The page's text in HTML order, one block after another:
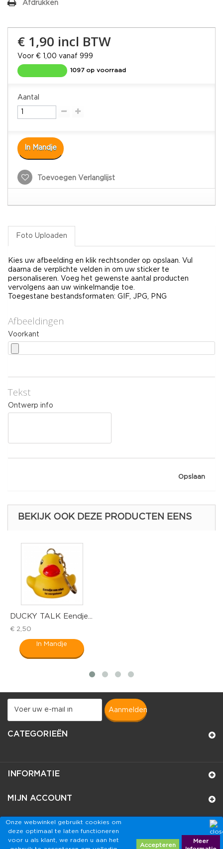
Onze webwinkel gebruikt cookies om
deze optimaal te laten functioneren
voor u als klant, we raden u aan het
Accepteren
Meer
Afdrukken
€ 1,90 incl BTW
Voor € 1,00 vanaf 999
1097 op voorraad
Aantal
In Mandje
Toevoegen Verlanglijst
Foto Uploaden
Kies uw afbeelding en klik rechtsonder op opslaan. Vul
daarna de verplichte velden in om uw sticker te
personaliseren. Voeg het gewenste aantal producten
vervolgens aan uw winkelmandje toe.
Toegestane bestandsformaten: GIF, JPG, PNG
Afbeeldingen
Voorkant
Tekst
Ontwerp info
Opslaan
BEKIJK OOK DEZE PRODUCTEN EENS
DUCKY TALK Eendje...
€ 2,50
In Mandje
aanmelden
CATEGORIEËN
INFORMATIE
MIJN ACCOUNT
WINKELINFORMATIE